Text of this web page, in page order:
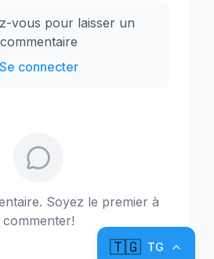
vous pour laisser un
commentaire
Se connecter
Soyez le premier à
commenter!
🇹🇬 TG